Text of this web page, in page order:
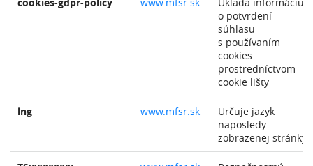
o potvrdení
súhlasu
s používaním
cookies
prostredníctvom
cookie lišty
lng www.mfsr.sk
Určuje jazyk
naposledy
zobrazenej stránky